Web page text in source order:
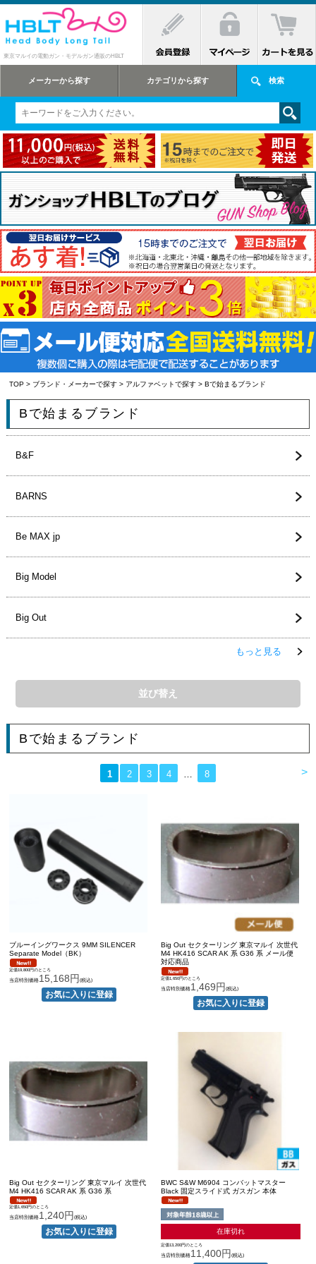
東京マルイの電動ガン・モデルガン通販のHBLT
メーカーから探す カテゴリから探す 検索
TOP > ブランド・メーカーで探す > アルファベットで探す > Bで始まるブランド
Bで始まるブランド
B&F
BARNS
Be MAX jp
Big Model
Big Out
もっと見る
並び替え
Bで始まるブランド
>
1 2 3 4 … 8
ブルーイングワークス 9MM SILENCER
Separate Model（BK）
定価19,800円のところ
当店特別価格15,168円(税込)
Big Out セクターリング 東京マルイ 次世代
M4 HK416 SCAR AK 系 G36 系 メール便
対応商品
定価1,650円のところ
当店特別価格1,469円(税込)
Big Out セクターリング 東京マルイ 次世代
M4 HK416 SCAR AK 系 G36 系
定価1,650円のところ
当店特別価格1,240円(税込)
BWC S&W M6904 コンバットマスター
Black 固定スライド式 ガスガン 本体
在庫切れ
定価13,200円のところ
当店特別価格11,400円(税込)